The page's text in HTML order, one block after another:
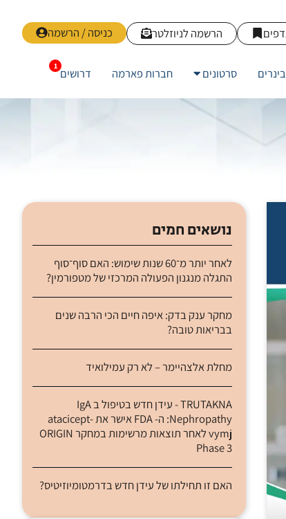
כניסה / הרשמה הרשמה לניוזלטר
סרטונים חברות פארמה דרושים
נושאים חמים
לאחר יותר מ־60 שנות שימוש: האם סוף־סוף
התגלה מנגנון הפעולה המרכזי של מטפורמין?
מחקר ענק בדק: איפה חיים הכי הרבה שנים
בבריאות טובה?
מחלת אלצהיימר – לא רק עמילואיד
TRUTAKNA - עידן חדש בטיפול ב IgA
Nephropathy: ה- FDA אישר את atacicept-
vymj לאחר תוצאות מרשימות במחקר ORIGIN
Phase 3
האם זו תחילתו של עידן חדש בדרמטומיוזיטיס?